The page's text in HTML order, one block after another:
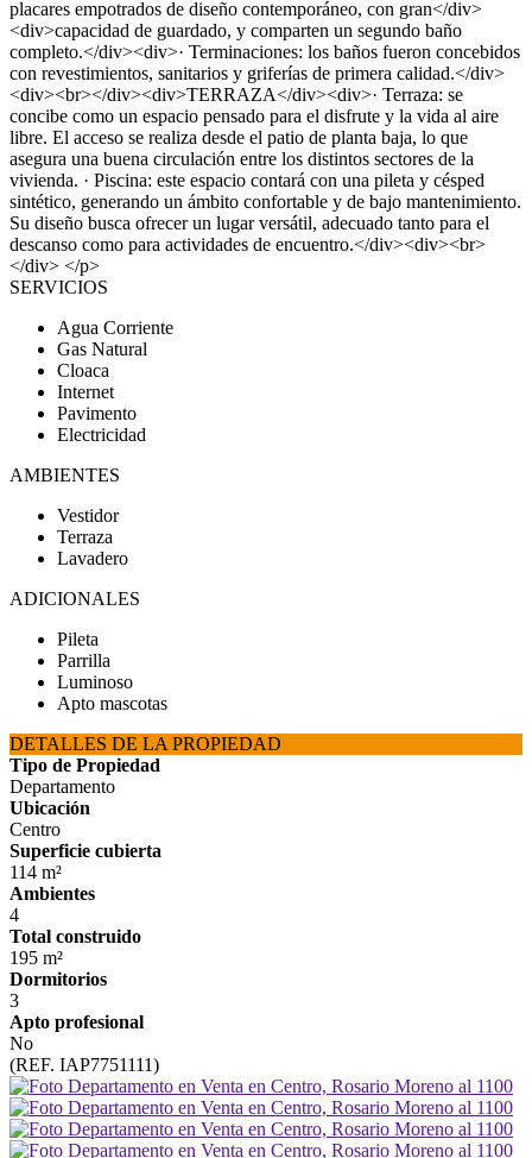
placares empotrados de diseño contemporáneo, con gran</div>
<div>capacidad de guardado, y comparten un segundo baño
completo.</div><div>· Terminaciones: los baños fueron concebidos
con revestimientos, sanitarios y griferías de primera calidad.</div>
<div><br></div><div>TERRAZA</div><div>· Terraza: se
concibe como un espacio pensado para el disfrute y la vida al aire
libre. El acceso se realiza desde el patio de planta baja, lo que
asegura una buena circulación entre los distintos sectores de la
vivienda. · Piscina: este espacio contará con una pileta y césped
sintético, generando un ámbito confortable y de bajo mantenimiento.
Su diseño busca ofrecer un lugar versátil, adecuado tanto para el
descanso como para actividades de encuentro.</div><div><br>
</div> </p>
SERVICIOS
Agua Corriente
Gas Natural
Cloaca
Internet
Pavimento
Electricidad
AMBIENTES
Vestidor
Terraza
Lavadero
ADICIONALES
Pileta
Parrilla
Luminoso
Apto mascotas
DETALLES DE LA PROPIEDAD
Tipo de Propiedad
Departamento
Ubicación
Centro
Superficie cubierta
114 m²
Ambientes
4
Total construido
195 m²
Dormitorios
3
Apto profesional
No
(REF. IAP7751111)